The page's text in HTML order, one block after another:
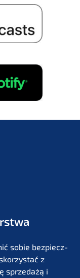
sobie bezpiecz­
z
sprze­dażą i